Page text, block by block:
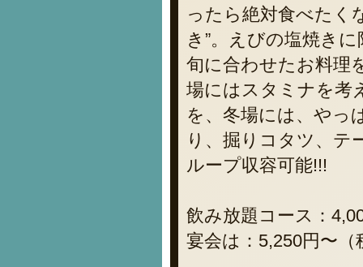
ったら絶対食べたく
き”。えびの塩焼き
旬に合わせたお料理
場にはスタミナを考
を、冬場には、やっ
り、掘りコタツ、テ
ループ収容可能!!!
飲み放題コース：
宴会は：5,250円〜（